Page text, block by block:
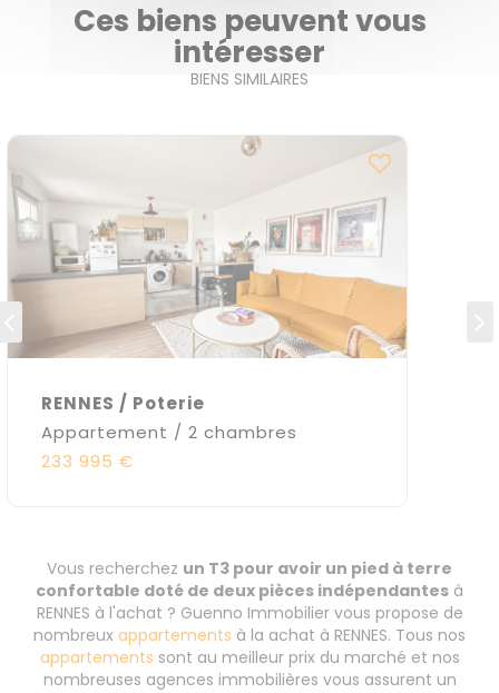
Ces biens peuvent vous
intéresser
BIENS SIMILAIRES
RENNES / Poterie
Appartement / 2 chambres
233 995 €
Vous recherchez un T3 pour avoir un pied à terre
confortable doté de deux pièces indépendantes à
RENNES à l'achat ? Guenno Immobilier vous propose de
nombreux appartements à la achat à RENNES. Tous nos
appartements sont au meilleur prix du marché et nos
nombreuses agences immobilières vous assurent un